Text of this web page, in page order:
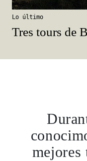
Lo último
Tres tours de
mejores